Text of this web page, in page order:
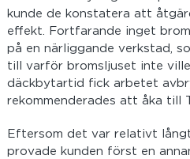
kunde de konstatera att
effekt. Fortfarande inget
på en närliggande verkstad,
till varför bromsljuset inte
däckbytartid fick arbetet
rekommenderades att åka till
Eftersom det var relativt
provade kunden först en